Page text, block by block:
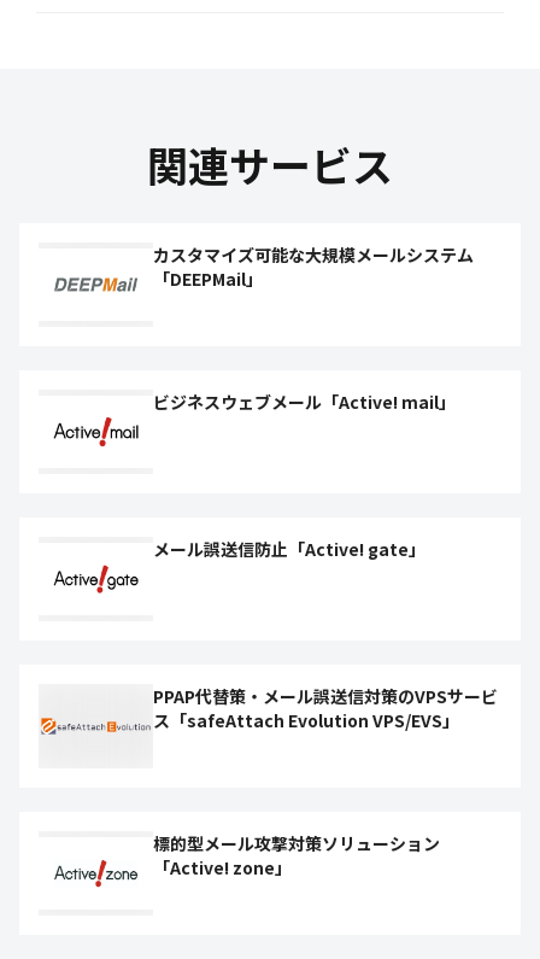
関連サービス
カスタマイズ可能な大規模メールシステム
「DEEPMail」
ビジネスウェブメール「Active! mail」
メール誤送信防止「Active! gate」
PPAP代替策・メール誤送信対策のVPSサービ
ス「safeAttach Evolution VPS/EVS」
標的型メール攻撃対策ソリューション
「Active! zone」